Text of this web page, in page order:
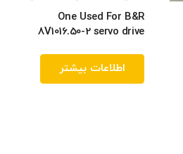
One Used For B&R
8V1016.50-2 servo drive
اطلاعات بیشتر